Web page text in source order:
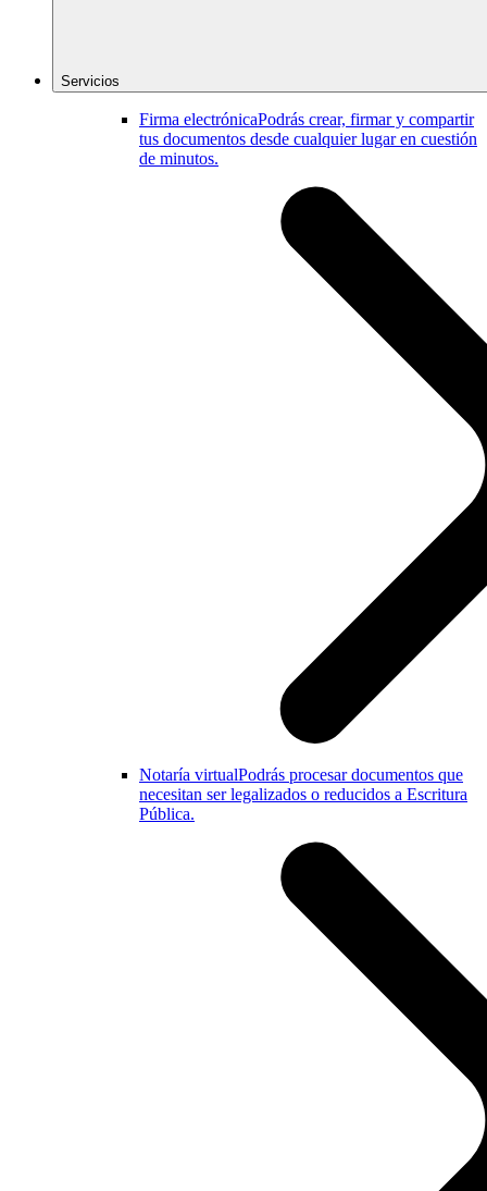
Servicios
Firma electrónicaPodrás crear, firmar y compartir
tus documentos desde cualquier lugar en cuestión
de minutos.
Notaría virtualPodrás procesar documentos que
necesitan ser legalizados o reducidos a Escritura
Pública.